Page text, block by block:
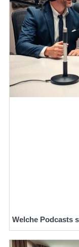
Welche Podcasts